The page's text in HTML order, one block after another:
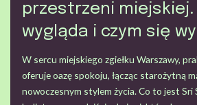
przestrzeni miejskiej.
wygląda i czym się
W sercu miejskiego zgiełku Warszawy,
oferuje oazę spokoju, łącząc starożytną
nowoczesnym stylem życia. Co to jest Sri